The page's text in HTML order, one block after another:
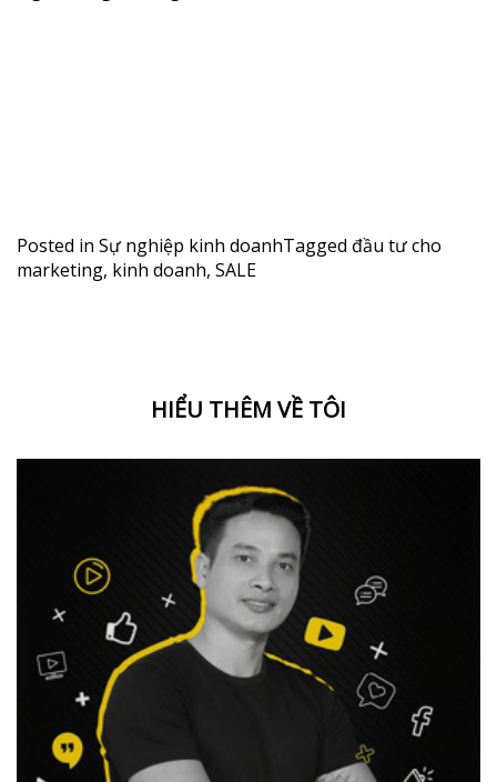
Posted in Sự nghiệp kinh doanhTagged đầu tư cho
marketing, kinh doanh, SALE
HIỂU THÊM VỀ TÔI